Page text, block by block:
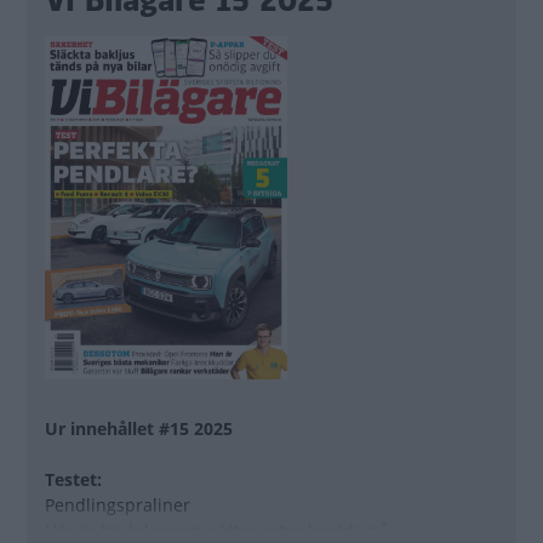
Ur innehållet #15 2025
Testet:
Pendlingspraliner